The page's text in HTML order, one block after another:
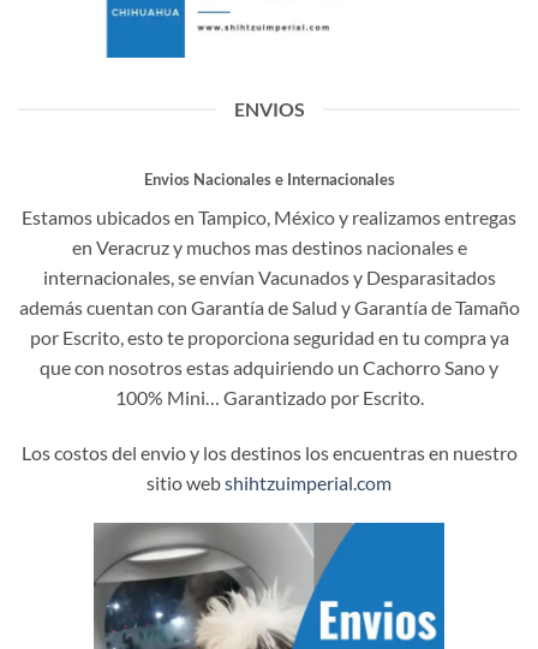
ENVIOS
Envios Nacionales e Internacionales
Estamos ubicados en Tampico, México y realizamos entregas
en Veracruz y muchos mas destinos nacionales e
internacionales, se envían Vacunados y Desparasitados
además cuentan con Garantía de Salud y Garantía de Tamaño
por Escrito, esto te proporciona seguridad en tu compra ya
que con nosotros estas adquiriendo un Cachorro Sano y
100% Mini… Garantizado por Escrito.
Los costos del envio y los destinos los encuentras en nuestro
sitio webshihtzuimperial.com